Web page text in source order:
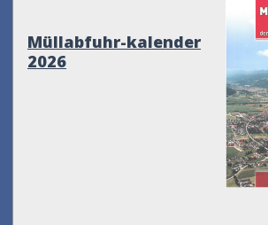
Müllabfuhr-kalender
2026